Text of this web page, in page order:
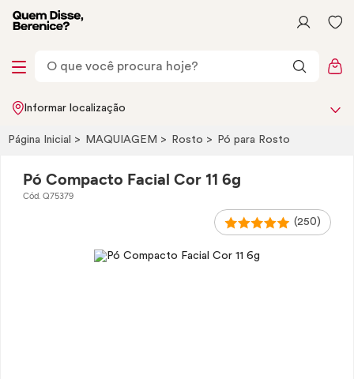
Informar localização
Página Inicial MAQUIAGEM Rosto Pó para Rosto
Pó Compacto Facial Cor 11 6g
Cód. Q75379
(250)